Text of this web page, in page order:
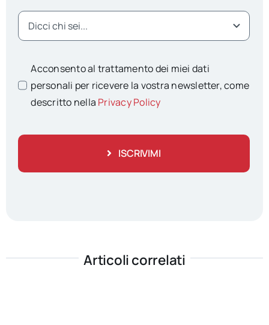
Acconsento al trattamento dei miei dati
personali per ricevere la vostra newsletter, come
descritto nella Privacy Policy
ISCRIVIMI
Articoli correlati